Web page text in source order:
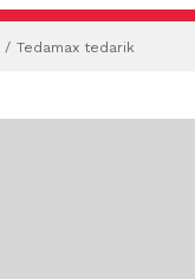
Tedamax tedarik